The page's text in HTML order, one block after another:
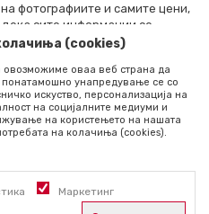
фотографиите и самите цени,
сите информации се
прикажани на сајтот се
на производите можете да ја
444 490
одNB SOFT. Сите права
(cookies)
овозможиме оваа веб страна да
понатамошно унапредување се со
искуство, персонализација на
на социјалните медиуми и
на користењето на нашата
на колачиња (cookies).
Маркетинг